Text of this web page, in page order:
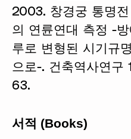
2003. 창경궁 통명전
의 연륜연대 측정 -
루로 변형된 시기규
으로-. 건축역사연구
63.
서적 (Books)